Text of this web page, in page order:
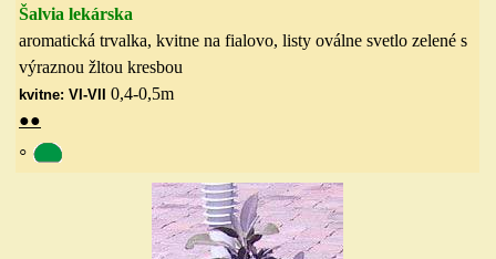
Šalvia lekárska
aromatická trvalka, kvitne na fialovo, listy oválne svetlo zelené s
výraznou žltou kresbou
kvitne: VI-VII 0,4-0,5m
●●
◦